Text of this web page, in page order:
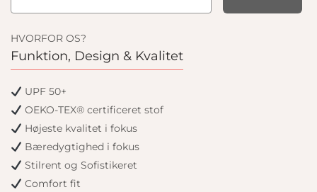
HVORFOR OS?
Funktion, Design & Kvalitet
UPF 50+
OEKO-TEX® certificeret stof
Højeste kvalitet i fokus
Bæredygtighed i fokus
Stilrent og Sofistikeret
Comfort fit